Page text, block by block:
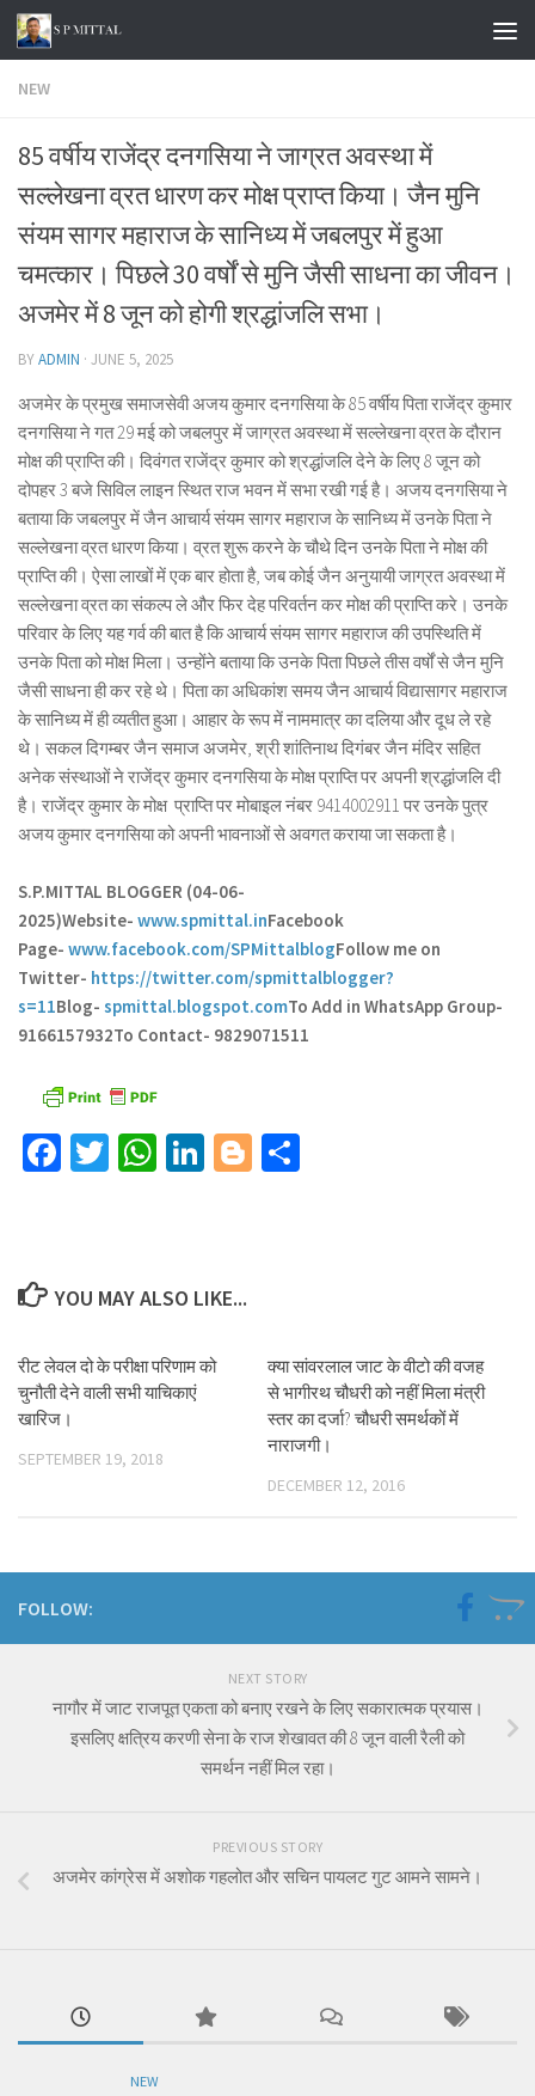
Skip to content
NEW
85 वर्षीय राजेंद्र दनगसिया ने जाग्रत अवस्था में
सल्लेखना व्रत धारण कर मोक्ष प्राप्त किया। जैन मुनि
संयम सागर महाराज के सानिध्य में जबलपुर में हुआ
चमत्कार। पिछले 30 वर्षों से मुनि जैसी साधना का जीवन।
अजमेर में 8 जून को होगी श्रद्धांजलि सभा।
BYADMIN · JUNE 5, 2025
अजमेर के प्रमुख समाजसेवी अजय कुमार दनगसिया के 85 वर्षीय पिता राजेंद्र कुमार
दनगसिया ने गत 29 मई को जबलपुर में जाग्रत अवस्था में सल्लेखना व्रत के दौरान
मोक्ष की प्राप्ति की। दिवंगत राजेंद्र कुमार को श्रद्धांजलि देने के लिए 8 जून को
दोपहर 3 बजे सिविल लाइन स्थित राज भवन में सभा रखी गई है। अजय दनगसिया ने
बताया कि जबलपुर में जैन आचार्य संयम सागर महाराज के सानिध्य में उनके पिता ने
सल्लेखना व्रत धारण किया। व्रत शुरू करने के चौथे दिन उनके पिता ने मोक्ष की
प्राप्ति की। ऐसा लाखों में एक बार होता है, जब कोई जैन अनुयायी जाग्रत अवस्था में
सल्लेखना व्रत का संकल्प ले और फिर देह परिवर्तन कर मोक्ष की प्राप्ति करे। उनके
परिवार के लिए यह गर्व की बात है कि आचार्य संयम सागर महाराज की उपस्थिति में
उनके पिता को मोक्ष मिला। उन्होंने बताया कि उनके पिता पिछले तीस वर्षों से जैन मुनि
जैसी साधना ही कर रहे थे। पिता का अधिकांश समय जैन आचार्य विद्यासागर महाराज
के सानिध्य में ही व्यतीत हुआ। आहार के रूप में नाममात्र का दलिया और दूध ले रहे
थे। सकल दिगम्बर जैन समाज अजमेर, श्री शांतिनाथ दिगंबर जैन मंदिर सहित
अनेक संस्थाओं ने राजेंद्र कुमार दनगसिया के मोक्ष प्राप्ति पर अपनी श्रद्धांजलि दी
है। राजेंद्र कुमार के मोक्ष प्राप्ति पर मोबाइल नंबर 9414002911 पर उनके पुत्र
अजय कुमार दनगसिया को अपनी भावनाओं से अवगत कराया जा सकता है।
S.P.MITTAL BLOGGER (04-06-
2025)Website- www.spmittal.inFacebook
Page- www.facebook.com/SPMittalblogFollow me on
Twitter- https://twitter.com/spmittalblogger?
s=11Blog- spmittal.blogspot.comTo Add in WhatsApp Group-
9166157932To Contact- 9829071511
Facebook
TwitterWhatsApp
LinkedIn
Blogger
YOU MAY ALSO LIKE...
रीट लेवल दो के परीक्षा परिणाम को
चुनौती देने वाली सभी याचिकाएं
खारिज।
SEPTEMBER 19, 2018
क्या सांवरलाल जाट के वीटो की वजह
से भागीरथ चौधरी को नहीं मिला मंत्री
स्तर का दर्जा? चौधरी समर्थकों में
नाराजगी।
DECEMBER 12, 2016
FOLLOW:
NEXT STORY
नागौर में जाट राजपूत एकता को बनाए रखने के लिए सकारात्मक प्रयास।
इसलिए क्षत्रिय करणी सेना के राज शेखावत की 8 जून वाली रैली को
समर्थन नहीं मिल रहा।
PREVIOUS STORY
अजमेर कांग्रेस में अशोक गहलोत और सचिन पायलट गुट आमने सामने।
NEW